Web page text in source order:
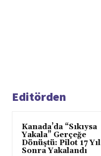
Editörden
Kanada’da “Sıkıysa
Yakala” Gerçeğe
Dönüştü: Pilot 17 Yıl
Sonra Yakalandı